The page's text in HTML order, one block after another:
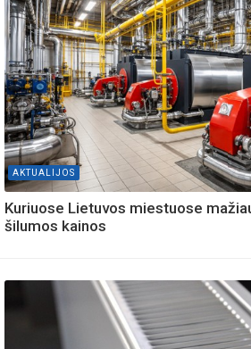
AKTUALIJOS
Kuriuose Lietuvos miestuose
šilumos kainos